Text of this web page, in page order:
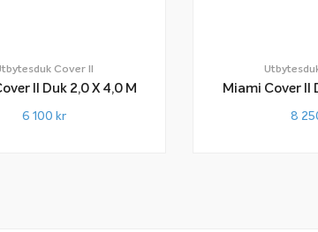
Cover II
Miami Cover II Duk 2,0 X 4,0 M
6 100 kr 8